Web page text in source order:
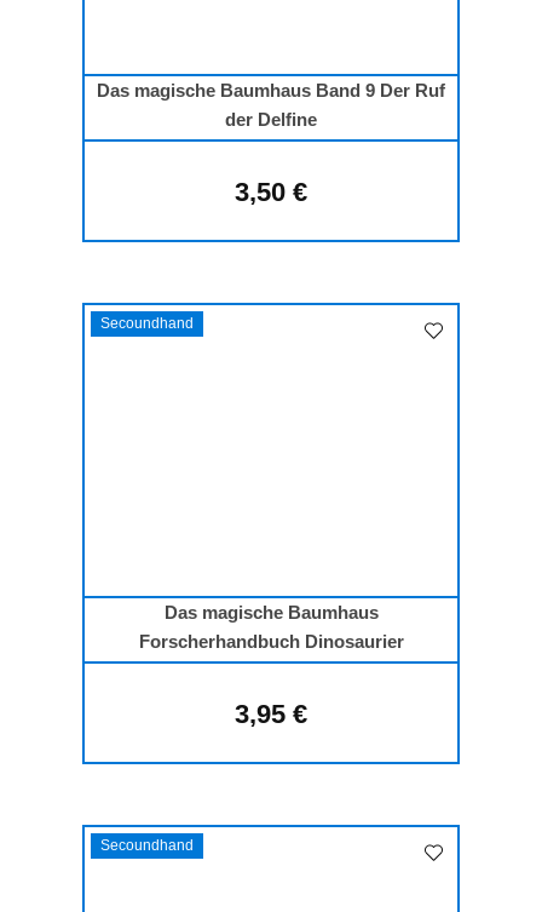
Das magische Baumhaus Band 9 Der Ruf
der Delfine
Regulärer Preis:
3,50 €
Secoundhand
Das magische Baumhaus
Forscherhandbuch Dinosaurier
Regulärer Preis:
3,95 €
Secoundhand